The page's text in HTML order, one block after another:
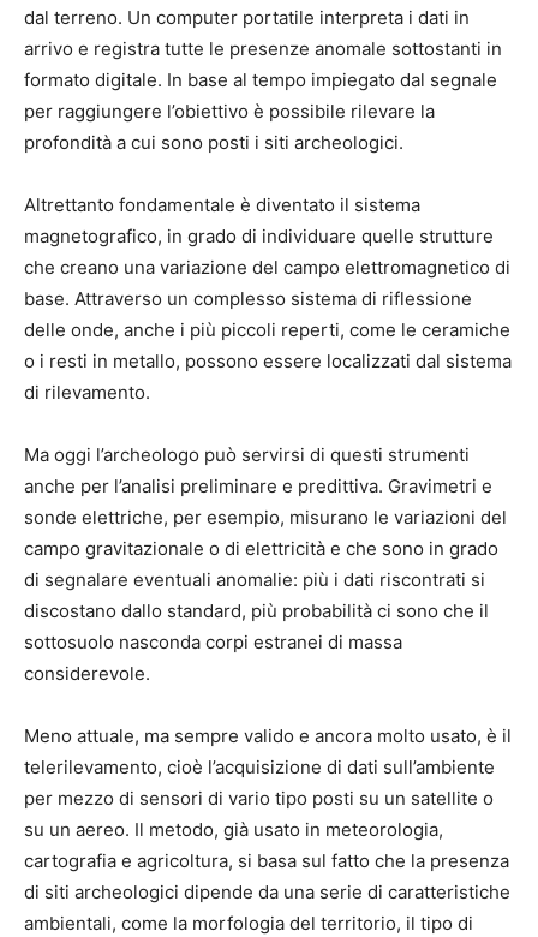
dal terreno. Un computer portatile interpreta i dati in
arrivo e registra tutte le presenze anomale sottostanti in
formato digitale. In base al tempo impiegato dal segnale
per raggiungere l’obiettivo è possibile rilevare la
profondità a cui sono posti i siti archeologici.
Altrettanto fondamentale è diventato il sistema
magnetografico, in grado di individuare quelle strutture
che creano una variazione del campo elettromagnetico di
base. Attraverso un complesso sistema di riflessione
delle onde, anche i più piccoli reperti, come le ceramiche
o i resti in metallo, possono essere localizzati dal sistema
di rilevamento.
Ma oggi l’archeologo può servirsi di questi strumenti
anche per l’analisi preliminare e predittiva. Gravimetri e
sonde elettriche, per esempio, misurano le variazioni del
campo gravitazionale o di elettricità e che sono in grado
di segnalare eventuali anomalie: più i dati riscontrati si
discostano dallo standard, più probabilità ci sono che il
sottosuolo nasconda corpi estranei di massa
considerevole.
Meno attuale, ma sempre valido e ancora molto usato, è il
telerilevamento, cioè l’acquisizione di dati sull’ambiente
per mezzo di sensori di vario tipo posti su un satellite o
su un aereo. Il metodo, già usato in meteorologia,
cartografia e agricoltura, si basa sul fatto che la presenza
di siti archeologici dipende da una serie di caratteristiche
ambientali, come la morfologia del territorio, il tipo di